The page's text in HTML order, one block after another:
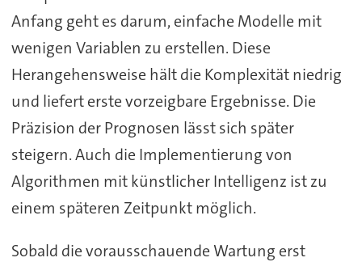
Anfang geht es darum, einfache Modelle mit
wenigen Variablen zu erstellen. Diese
Herangehensweise hält die Komplexität niedrig
und liefert erste vorzeigbare Ergebnisse. Die
Präzision der Prognosen lässt sich später
steigern. Auch die Implementierung von
Algorithmen mit künstlicher Intelligenz ist zu
einem späteren Zeitpunkt möglich.
Sobald die vorausschauende Wartung erst